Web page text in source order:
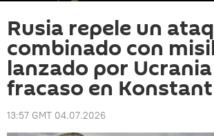
Rusia repele un
combinado con
lanzado por
fracaso en
13:57 GMT 04.07.2026